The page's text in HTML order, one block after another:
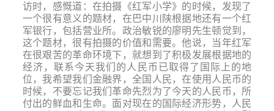
访时，感慨道：在拍摄《红军小学》的时候，发现了
一个很有意义的题材，在巴中川陕根据地还有一个红
军银行，包括营业所。政治敏锐的廖明先生顿觉到，
这个题材，很有拍摄的价值和需要。他说，当年红军
在很艰苦的革命环境下，就想到了积极发展根据地的
经济，联系今天我们的人民币已取得了国际上的地
位，我希望我们金融界，全国人民，在使用人民币的
时候，不要忘记我们革命先烈为了今天的人民币，所
付出的鲜血和生命。面对现在的国际经济形势，人民